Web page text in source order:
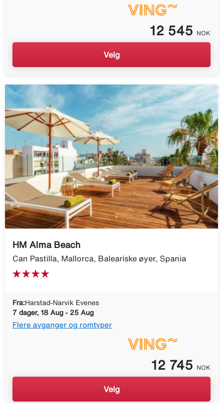
12 545 NOK
Velg
HM Alma Beach
Can Pastilla, Mallorca, Baleariske øyer, Spania
Fra:Harstad-Narvik Evenes
7 dager, 18 Aug - 25 Aug
Flere avganger og romtyper
12 745 NOK
Velg